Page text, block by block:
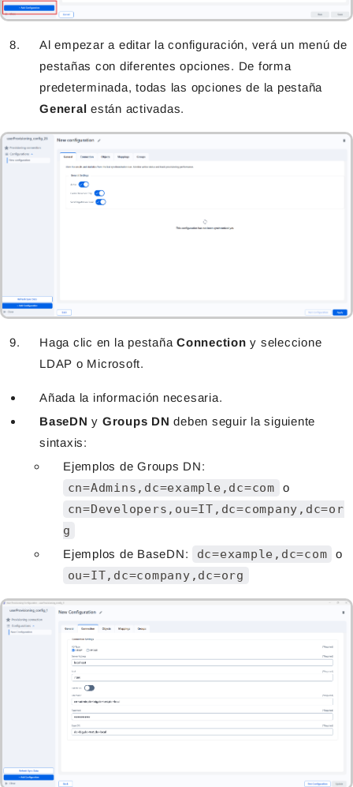
Al empezar a editar la configuración, verá un menú de
pestañas con diferentes opciones. De forma
predeterminada, todas las opciones de la pestaña
General están activadas.
Haga clic en la pestaña Connection y seleccione
LDAP o Microsoft.
Añada la información necesaria.
BaseDN y Groups DN deben seguir la siguiente
sintaxis:
Ejemplos de Groups DN:
cn=Admins,dc=example,dc=com o
cn=Developers,ou=IT,dc=company,dc=or
g
Ejemplos de BaseDN: dc=example,dc=com o
ou=IT,dc=company,dc=org